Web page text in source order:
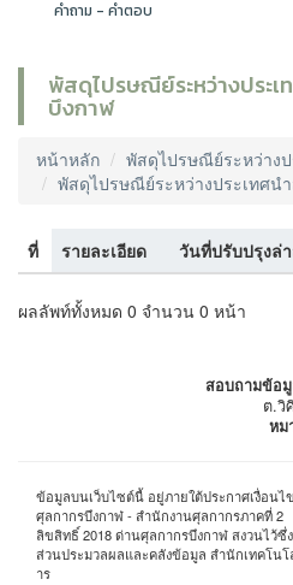
คำถาม - คำตอบ
พัสดุไปรษณีย์ระหว่างประ
บึงกาฬ
หน้าหลัก
พัสดุไปรษณีย์ระหว่างป
พัสดุไปรษณีย์ระหว่างประเทศน
ที่ รายละเอียด วันที่ปรับปรุงล่
ผลลัพท์ทั้งหมด 0 จำนวน 0 หน้า
สอบถามข้อมู
ต.วิ
หม
ข้อมูลบนเว็บไซต์นี้ อยู่ภายใต้ประกาศเงื่อน
ศุลกากรบึงกาฬ - สำนักงานศุลกากรภาคที่ 2
ลิขสิทธิ์ 2018 ด่านศุลกากรบึงกาฬ สงวนไว้
ส่วนประมวลผลและคลังข้อมูล สำนักเทคโน
าร